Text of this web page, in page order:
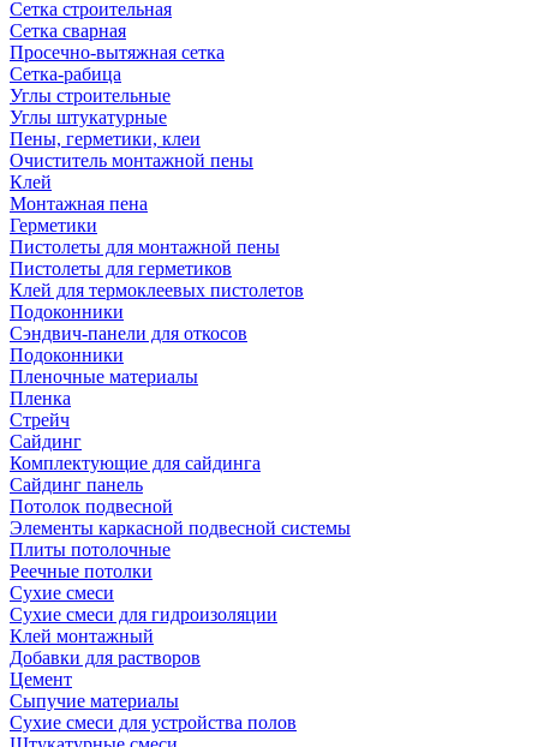
Сетка строительная
Сетка сварная
Просечно-вытяжная сетка
Сетка-рабица
Углы строительные
Углы штукатурные
Пены, герметики, клеи
Очиститель монтажной пены
Клей
Монтажная пена
Герметики
Пистолеты для монтажной пены
Пистолеты для герметиков
Клей для термоклеевых пистолетов
Подоконники
Сэндвич-панели для откосов
Подоконники
Пленочные материалы
Пленка
Стрейч
Сайдинг
Комплектующие для сайдинга
Сайдинг панель
Потолок подвесной
Элементы каркасной подвесной системы
Плиты потолочные
Реечные потолки
Сухие смеси
Сухие смеси для гидроизоляции
Клей монтажный
Добавки для растворов
Цемент
Сыпучие материалы
Сухие смеси для устройства полов